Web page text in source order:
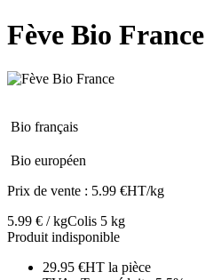
Fève Bio France
Bio français
Bio européen
Prix de vente : 5.99 €HT/kg
5.99 € / kgColis 5 kg
Produit indisponible
29.95 €HT la pièce